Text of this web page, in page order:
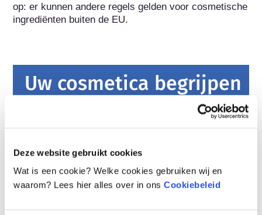
Deze website gebruikt cookies
Wat is een cookie? Welke cookies gebruiken wij en
waarom? Lees hier alles over in ons Cookiebeleid
op: er kunnen andere regels gelden voor cosmetische
ingrediënten buiten de EU.
Uw cosmetica begrijpen
Hoe worden cosmetica in Europa veilig
Strenge wetten zorgen ervoor dat cosmetica
en persoonlijke verzorgingsproducten die in de
Europese Unie worden verkocht veilig zijn
voor gebruik. Bedrijven, nationale en
verantwoordelijkheid om cosmetische
lees meer